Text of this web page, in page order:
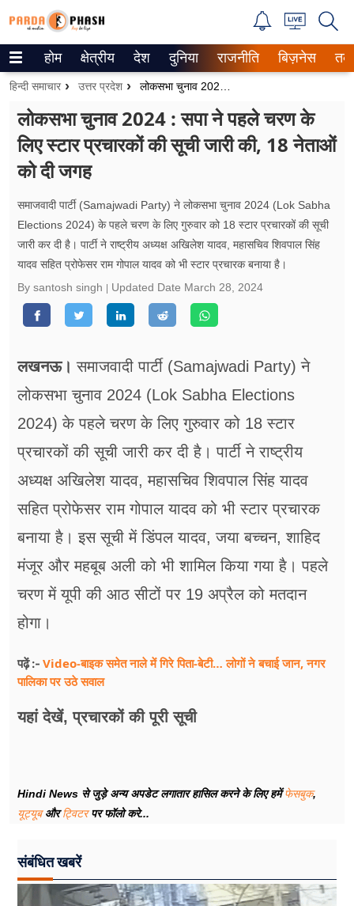
Trending on Google News
ePaper
वेब स्टोरीज
उत्तर प्रदेश
वीडियो
रिलेशनशिप
जीवन मंत्रा
फूड
सेहत
ब्‍यूटी
शिक्षा
अन्य खबरें
होम क्षेत्रीय देश दुनिया राजनीति बिज़नेस
हिन्दी समाचार उत्तर प्रदेश
लोकसभा चुनाव 2024 : सपा ने पहले चरण के
लिए स्टार प्रचारकों की सूची जारी की, 18 नेताओं
को दी जगह
समाजवादी पार्टी (Samajwadi Party) ने लोकसभा चुनाव 2024 (Lok Sabha
Elections 2024) के पहले चरण के लिए गुरुवार को 18 स्टार प्रचारकों की सूची
जारी कर दी है। पार्टी ने राष्ट्रीय अध्यक्ष अखिलेश यादव, महासचिव शिवपाल सिंह
यादव सहित प्रोफेसर राम गोपाल यादव को भी स्टार प्रचारक बनाया है।
By santosh singh
Updated Date March 28, 2024
लखनऊ। समाजवादी पार्टी (Samajwadi Party) ने
लोकसभा चुनाव 2024 (Lok Sabha Elections
2024) के पहले चरण के लिए गुरुवार को 18 स्टार
प्रचारकों की सूची जारी कर दी है। पार्टी ने राष्ट्रीय
अध्यक्ष अखिलेश यादव, महासचिव शिवपाल सिंह यादव
सहित प्रोफेसर राम गोपाल यादव को भी स्टार प्रचारक
बनाया है। इस सूची में डिंपल यादव, जया बच्चन, शाहिद
मंजूर और महबूब अली को भी शामिल किया गया है। पहले
चरण में यूपी की आठ सीटों पर 19 अप्रैल को मतदान
होगा।
पढ़ें :- Video-बाइक समेत नाले में गिरे पिता-बेटी… लोगों ने बचाई जान, नगर
पालिका पर उठे सवाल
यहां देखें, प्रचारकों की पूरी सूची
Hindi News से जुड़े अन्य अपडेट लगातार हासिल करने के लिए हमेंफेसबुक,
यूट्यूबऔरट्विटरपर फॉलो करे...
संबंधित खबरें